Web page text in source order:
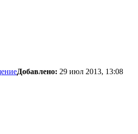
Добавлено: 29 июл 2013, 13:08